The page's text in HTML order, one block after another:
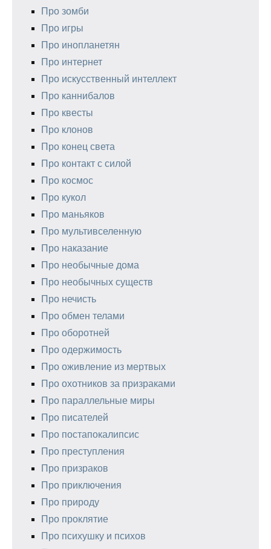
Про зомби
Про игры
Про инопланетян
Про интернет
Про искусственный интеллект
Про каннибалов
Про квесты
Про клонов
Про конец света
Про контакт с силой
Про космос
Про кукол
Про маньяков
Про мультивселенную
Про наказание
Про необычные дома
Про необычных существ
Про нечисть
Про обмен телами
Про оборотней
Про одержимость
Про оживление из мертвых
Про охотников за призраками
Про параллельные миры
Про писателей
Про постапокалипсис
Про преступления
Про призраков
Про приключения
Про природу
Про проклятие
Про психушку и психов